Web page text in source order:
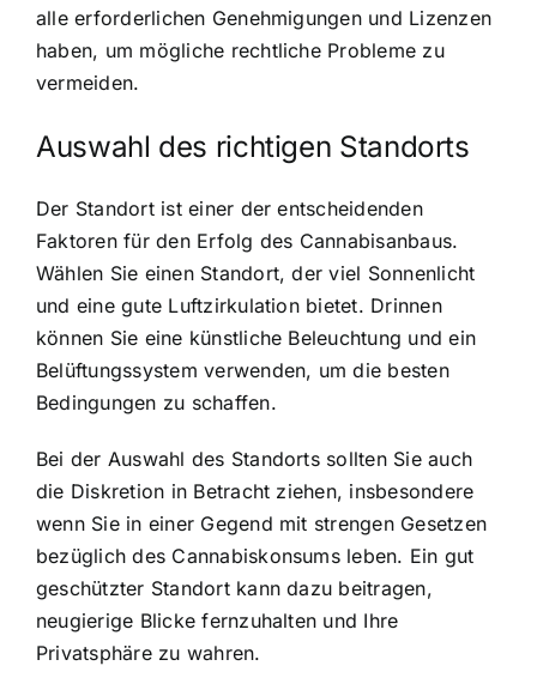
alle erforderlichen Genehmigungen und Lizenzen
haben, um mögliche rechtliche Probleme zu
vermeiden.
Auswahl des richtigen Standorts
Der Standort ist einer der entscheidenden
Faktoren für den Erfolg des Cannabisanbaus.
Wählen Sie einen Standort, der viel Sonnenlicht
und eine gute Luftzirkulation bietet. Drinnen
können Sie eine künstliche Beleuchtung und ein
Belüftungssystem verwenden, um die besten
Bedingungen zu schaffen.
Bei der Auswahl des Standorts sollten Sie auch
die Diskretion in Betracht ziehen, insbesondere
wenn Sie in einer Gegend mit strengen Gesetzen
bezüglich des Cannabiskonsums leben. Ein gut
geschützter Standort kann dazu beitragen,
neugierige Blicke fernzuhalten und Ihre
Privatsphäre zu wahren.